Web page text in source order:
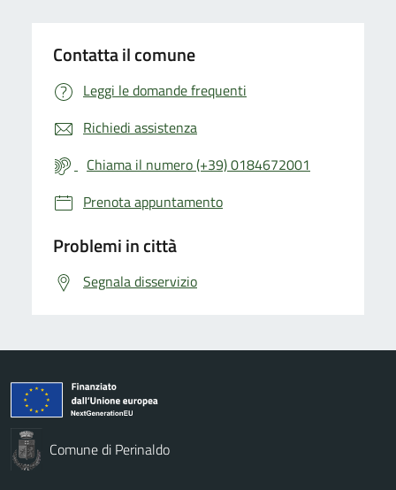
Contatta il comune
Leggi le domande frequenti
Richiedi assistenza
Chiama il numero (+39) 0184672001
Prenota appuntamento
Problemi in città
Segnala disservizio
Comune di Perinaldo